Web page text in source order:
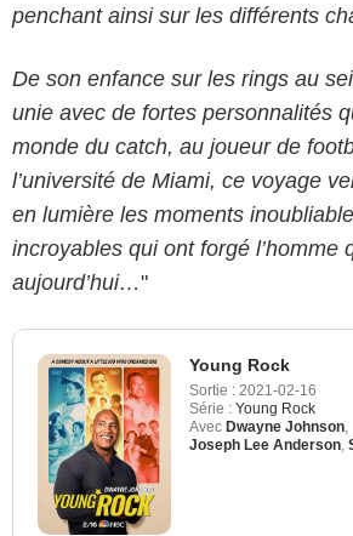
penchant ainsi sur les différents
De son enfance sur les rings au
unie avec de fortes personnalités
monde du catch, au joueur de
l’université de Miami, ce voyage
en lumière les moments
incroyables qui ont forgé l’homme
aujourd’hui…"
Young Rock
Sortie : 2021-02-16
Série : Young Rock
Avec Dwayne Johnson
Joseph Lee Anderson